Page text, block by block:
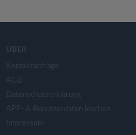
ÜBER
Kontaktanfrage
AGB
Datenschutzerklärung
APP- & Benutzerdaten löschen
Impressum